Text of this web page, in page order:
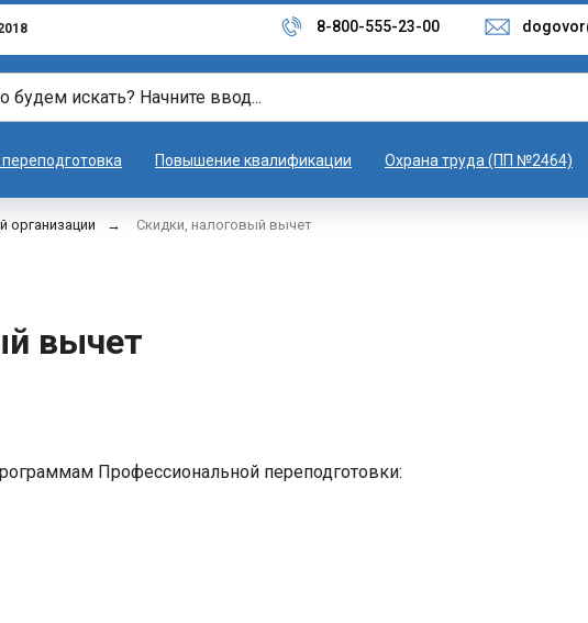
8-800-555-23-00
Повышение квалификации Охрана труда (ПП №2464)
организации → Скидки, налоговый вычет
вычет
Профессиональной переподготовки: